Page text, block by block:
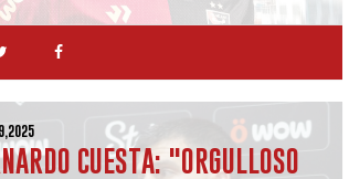
CUESTA: "ORGULLOSO